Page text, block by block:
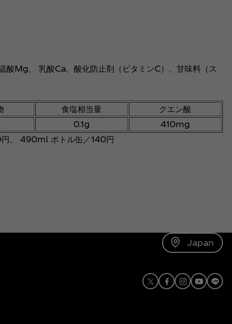
酸Mg、 乳酸Ca、酸化防止剤（ビタミンC）、甘味料（ス
食塩相当量
クエン酸
0.1g
410mg
、 490ml ボトル缶／140円
Japan
X Facebook
Instagram
Youtube